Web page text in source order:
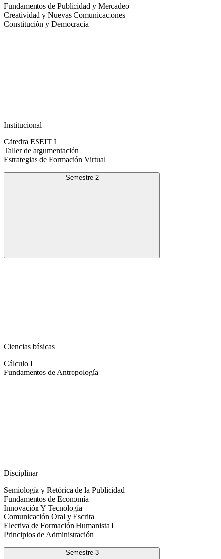
Fundamentos de Publicidad y Mercadeo
Creatividad y Nuevas Comunicaciones
Constitución y Democracia
Institucional
Cátedra ESEIT I
Taller de argumentación
Estrategias de Formación Virtual
Semestre 2
Ciencias básicas
Cálculo I
Fundamentos de Antropología
Disciplinar
Semiología y Retórica de la Publicidad
Fundamentos de Economía
Innovación Y Tecnología
Comunicación Oral y Escrita
Electiva de Formación Humanista I
Principios de Administración
Semestre 3